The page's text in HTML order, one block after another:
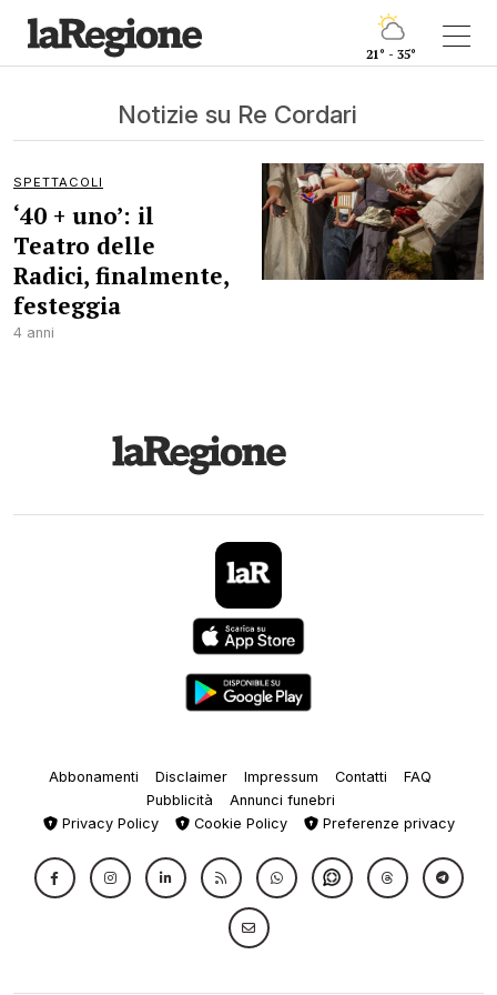
21° - 35°
Notizie su Re Cordari
SPETTACOLI
‘40 + uno’: il
Teatro delle
Radici, finalmente,
festeggia
4 anni
Abbonamenti Disclaimer Impressum Contatti
FAQ
Pubblicità
Annunci funebri
Privacy Policy
Cookie Policy Preferenze privacy